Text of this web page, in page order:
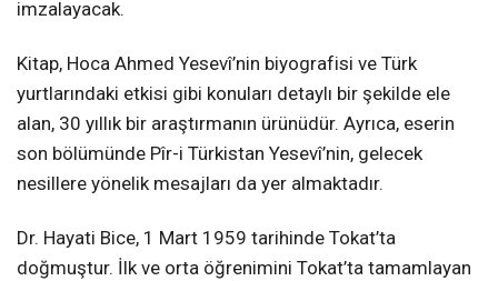
imzalayacak.
Kitap, Hoca Ahmed Yesevî’nin biyografisi ve Türk
yurtlarındaki etkisi gibi konuları detaylı bir şekilde ele
alan, 30 yıllık bir araştırmanın ürünüdür. Ayrıca, eserin
son bölümünde Pîr-i Türkistan Yesevî’nin, gelecek
nesillere yönelik mesajları da yer almaktadır.
Dr. Hayati Bice, 1 Mart 1959 tarihinde Tokat’ta
doğmuştur. İlk ve orta öğrenimini Tokat’ta tamamlayan